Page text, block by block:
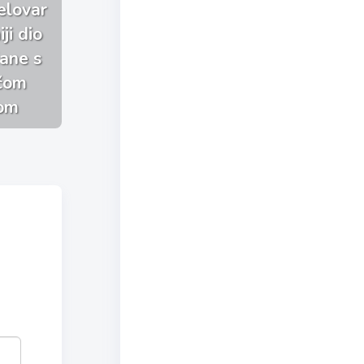
dio
s